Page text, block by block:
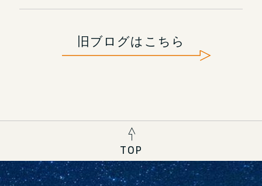
旧ブログはこちら
TOP